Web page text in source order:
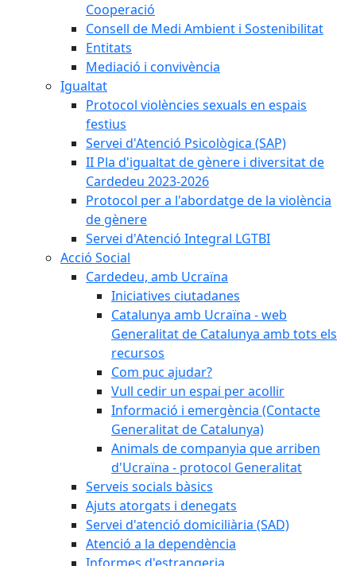
Cooperació
Consell de Medi Ambient i Sostenibilitat
Entitats
Mediació i convivència
Igualtat
Protocol violències sexuals en espais
festius
Servei d'Atenció Psicològica (SAP)
II Pla d'igualtat de gènere i diversitat de
Cardedeu 2023-2026
Protocol per a l'abordatge de la violència
de gènere
Servei d'Atenció Integral LGTBI
Acció Social
Cardedeu, amb Ucraïna
Iniciatives ciutadanes
Catalunya amb Ucraïna - web
Generalitat de Catalunya amb tots els
recursos
Com puc ajudar?
Vull cedir un espai per acollir
Informació i emergència (Contacte
Generalitat de Catalunya)
Animals de companyia que arriben
d'Ucraïna - protocol Generalitat
Serveis socials bàsics
Ajuts atorgats i denegats
Servei d'atenció domiciliària (SAD)
Atenció a la dependència